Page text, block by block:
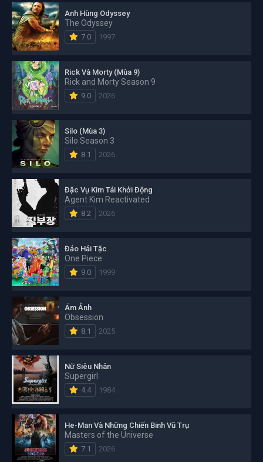
Anh Hùng Odyssey
The Odyssey
7.0 1997
Rick Và Morty (Mùa 9)
Rick and Morty Season 9
9.0 2026
Silo (Mùa 3)
Silo Season 3
8.1 2026
Đặc Vụ Kim Tái Khởi Động
Agent Kim Reactivated
8.2 2026
Đảo Hải Tặc
One Piece
9.0 1999
Ám Ảnh
Obsession
8.1 2025
Nữ Siêu Nhân
Supergirl
4.4 1984
He-Man Và Những Chiến Binh Vũ Trụ
Masters of the Universe
7.1 2026